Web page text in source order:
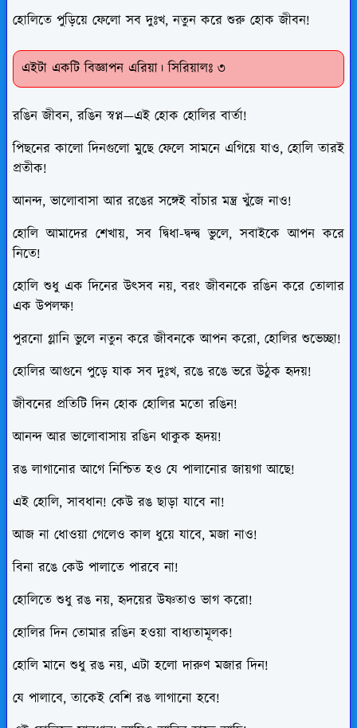
হোলিতে পুড়িয়ে ফেলো সব দুঃখ, নতুন করে শুরু হোক জীবন!
এইটা একটি বিজ্ঞাপন এরিয়া। সিরিয়ালঃ ৩
রঙিন জীবন, রঙিন স্বপ্ন—এই হোক হোলির বার্তা!
পিছনের কালো দিনগুলো মুছে ফেলে সামনে এগিয়ে যাও, হোলি তারই
প্রতীক!
আনন্দ, ভালোবাসা আর রঙের সঙ্গেই বাঁচার মন্ত্র খুঁজে নাও!
হোলি আমাদের শেখায়, সব দ্বিধা-দ্বন্দ্ব ভুলে, সবাইকে আপন করে
নিতে!
হোলি শুধু এক দিনের উৎসব নয়, বরং জীবনকে রঙিন করে তোলার
এক উপলক্ষ!
পুরনো গ্লানি ভুলে নতুন করে জীবনকে আপন করো, হোলির শুভেচ্ছা!
হোলির আগুনে পুড়ে যাক সব দুঃখ, রঙে রঙে ভরে উঠুক হৃদয়!
জীবনের প্রতিটি দিন হোক হোলির মতো রঙিন!
আনন্দ আর ভালোবাসায় রঙিন থাকুক হৃদয়!
রঙ লাগানোর আগে নিশ্চিত হও যে পালানোর জায়গা আছে!
এই হোলি, সাবধান! কেউ রঙ ছাড়া যাবে না!
আজ না ধোওয়া গেলেও কাল ধুয়ে যাবে, মজা নাও!
বিনা রঙে কেউ পালাতে পারবে না!
হোলিতে শুধু রঙ নয়, হৃদয়ের উষ্ণতাও ভাগ করো!
হোলির দিন তোমার রঙিন হওয়া বাধ্যতামূলক!
হোলি মানে শুধু রঙ নয়, এটা হলো দারুণ মজার দিন!
যে পালাবে, তাকেই বেশি রঙ লাগানো হবে!